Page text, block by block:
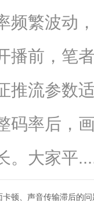
频繁波动
播前，笔
推流参数
码率后，
。大家平
顿、声音传输滞后的